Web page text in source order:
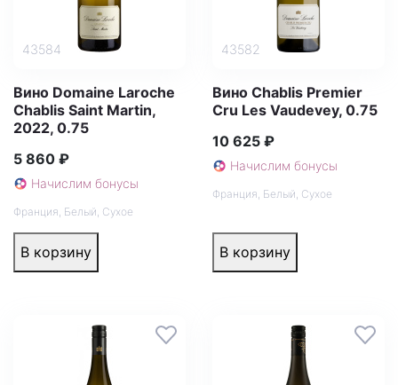
43584
Вино Domaine Laroche
Chablis Saint Martin,
2022, 0.75
5 860 ₽
Начислим бонусы
Франция Белый Сухое
В корзину
43582
Вино Chablis Premier
Cru Les Vaudevey, 0.75
10 625 ₽
Начислим бонусы
Франция Белый Сухое
В корзину